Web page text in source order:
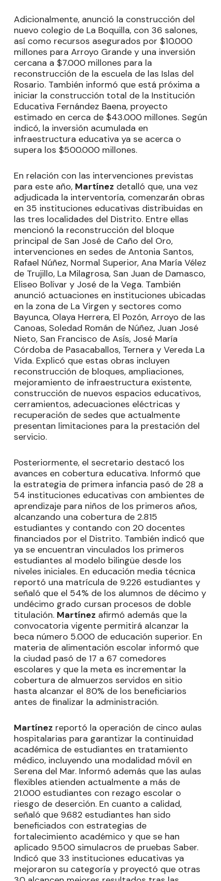
Adicionalmente, anunció la construcción del
nuevo colegio de La Boquilla, con 36 salones,
así como recursos asegurados por $10.000
millones para Arroyo Grande y una inversión
cercana a $7.000 millones para la
reconstrucción de la escuela de las Islas del
Rosario. También informó que está próxima a
iniciar la construcción total de la Institución
Educativa Fernández Baena, proyecto
estimado en cerca de $43.000 millones. Según
indicó, la inversión acumulada en
infraestructura educativa ya se acerca o
supera los $500.000 millones.
En relación con las intervenciones previstas
para este año, Martínez detalló que, una vez
adjudicada la interventoría, comenzarán obras
en 35 instituciones educativas distribuidas en
las tres localidades del Distrito. Entre ellas
mencionó la reconstrucción del bloque
principal de San José de Caño del Oro,
intervenciones en sedes de Antonia Santos,
Rafael Núñez, Normal Superior, Ana María Vélez
de Trujillo, La Milagrosa, San Juan de Damasco,
Eliseo Bolívar y José de la Vega. También
anunció actuaciones en instituciones ubicadas
en la zona de La Virgen y sectores como
Bayunca, Olaya Herrera, El Pozón, Arroyo de las
Canoas, Soledad Román de Núñez, Juan José
Nieto, San Francisco de Asís, José María
Córdoba de Pasacaballos, Ternera y Vereda La
Vida. Explicó que estas obras incluyen
reconstrucción de bloques, ampliaciones,
mejoramiento de infraestructura existente,
construcción de nuevos espacios educativos,
cerramientos, adecuaciones eléctricas y
recuperación de sedes que actualmente
presentan limitaciones para la prestación del
servicio.
Posteriormente, el secretario destacó los
avances en cobertura educativa. Informó que
la estrategia de primera infancia pasó de 28 a
54 instituciones educativas con ambientes de
aprendizaje para niños de los primeros años,
alcanzando una cobertura de 2.815
estudiantes y contando con 20 docentes
financiados por el Distrito. También indicó que
ya se encuentran vinculados los primeros
estudiantes al modelo bilingüe desde los
niveles iniciales. En educación media técnica
reportó una matrícula de 9.226 estudiantes y
señaló que el 54% de los alumnos de décimo y
undécimo grado cursan procesos de doble
titulación. Martínez afirmó además que la
convocatoria vigente permitirá alcanzar la
beca número 5.000 de educación superior. En
materia de alimentación escolar informó que
la ciudad pasó de 17 a 67 comedores
escolares y que la meta es incrementar la
cobertura de almuerzos servidos en sitio
hasta alcanzar el 80% de los beneficiarios
antes de finalizar la administración.
Martínez reportó la operación de cinco aulas
hospitalarias para garantizar la continuidad
académica de estudiantes en tratamiento
médico, incluyendo una modalidad móvil en
Serena del Mar. Informó además que las aulas
flexibles atienden actualmente a más de
21.000 estudiantes con rezago escolar o
riesgo de deserción. En cuanto a calidad,
señaló que 9.682 estudiantes han sido
beneficiados con estrategias de
fortalecimiento académico y que se han
aplicado 9.500 simulacros de pruebas Saber.
Indicó que 33 instituciones educativas ya
mejoraron su categoría y proyectó que otras